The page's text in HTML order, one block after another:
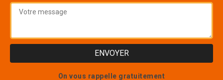
On vous rappelle gratuitement